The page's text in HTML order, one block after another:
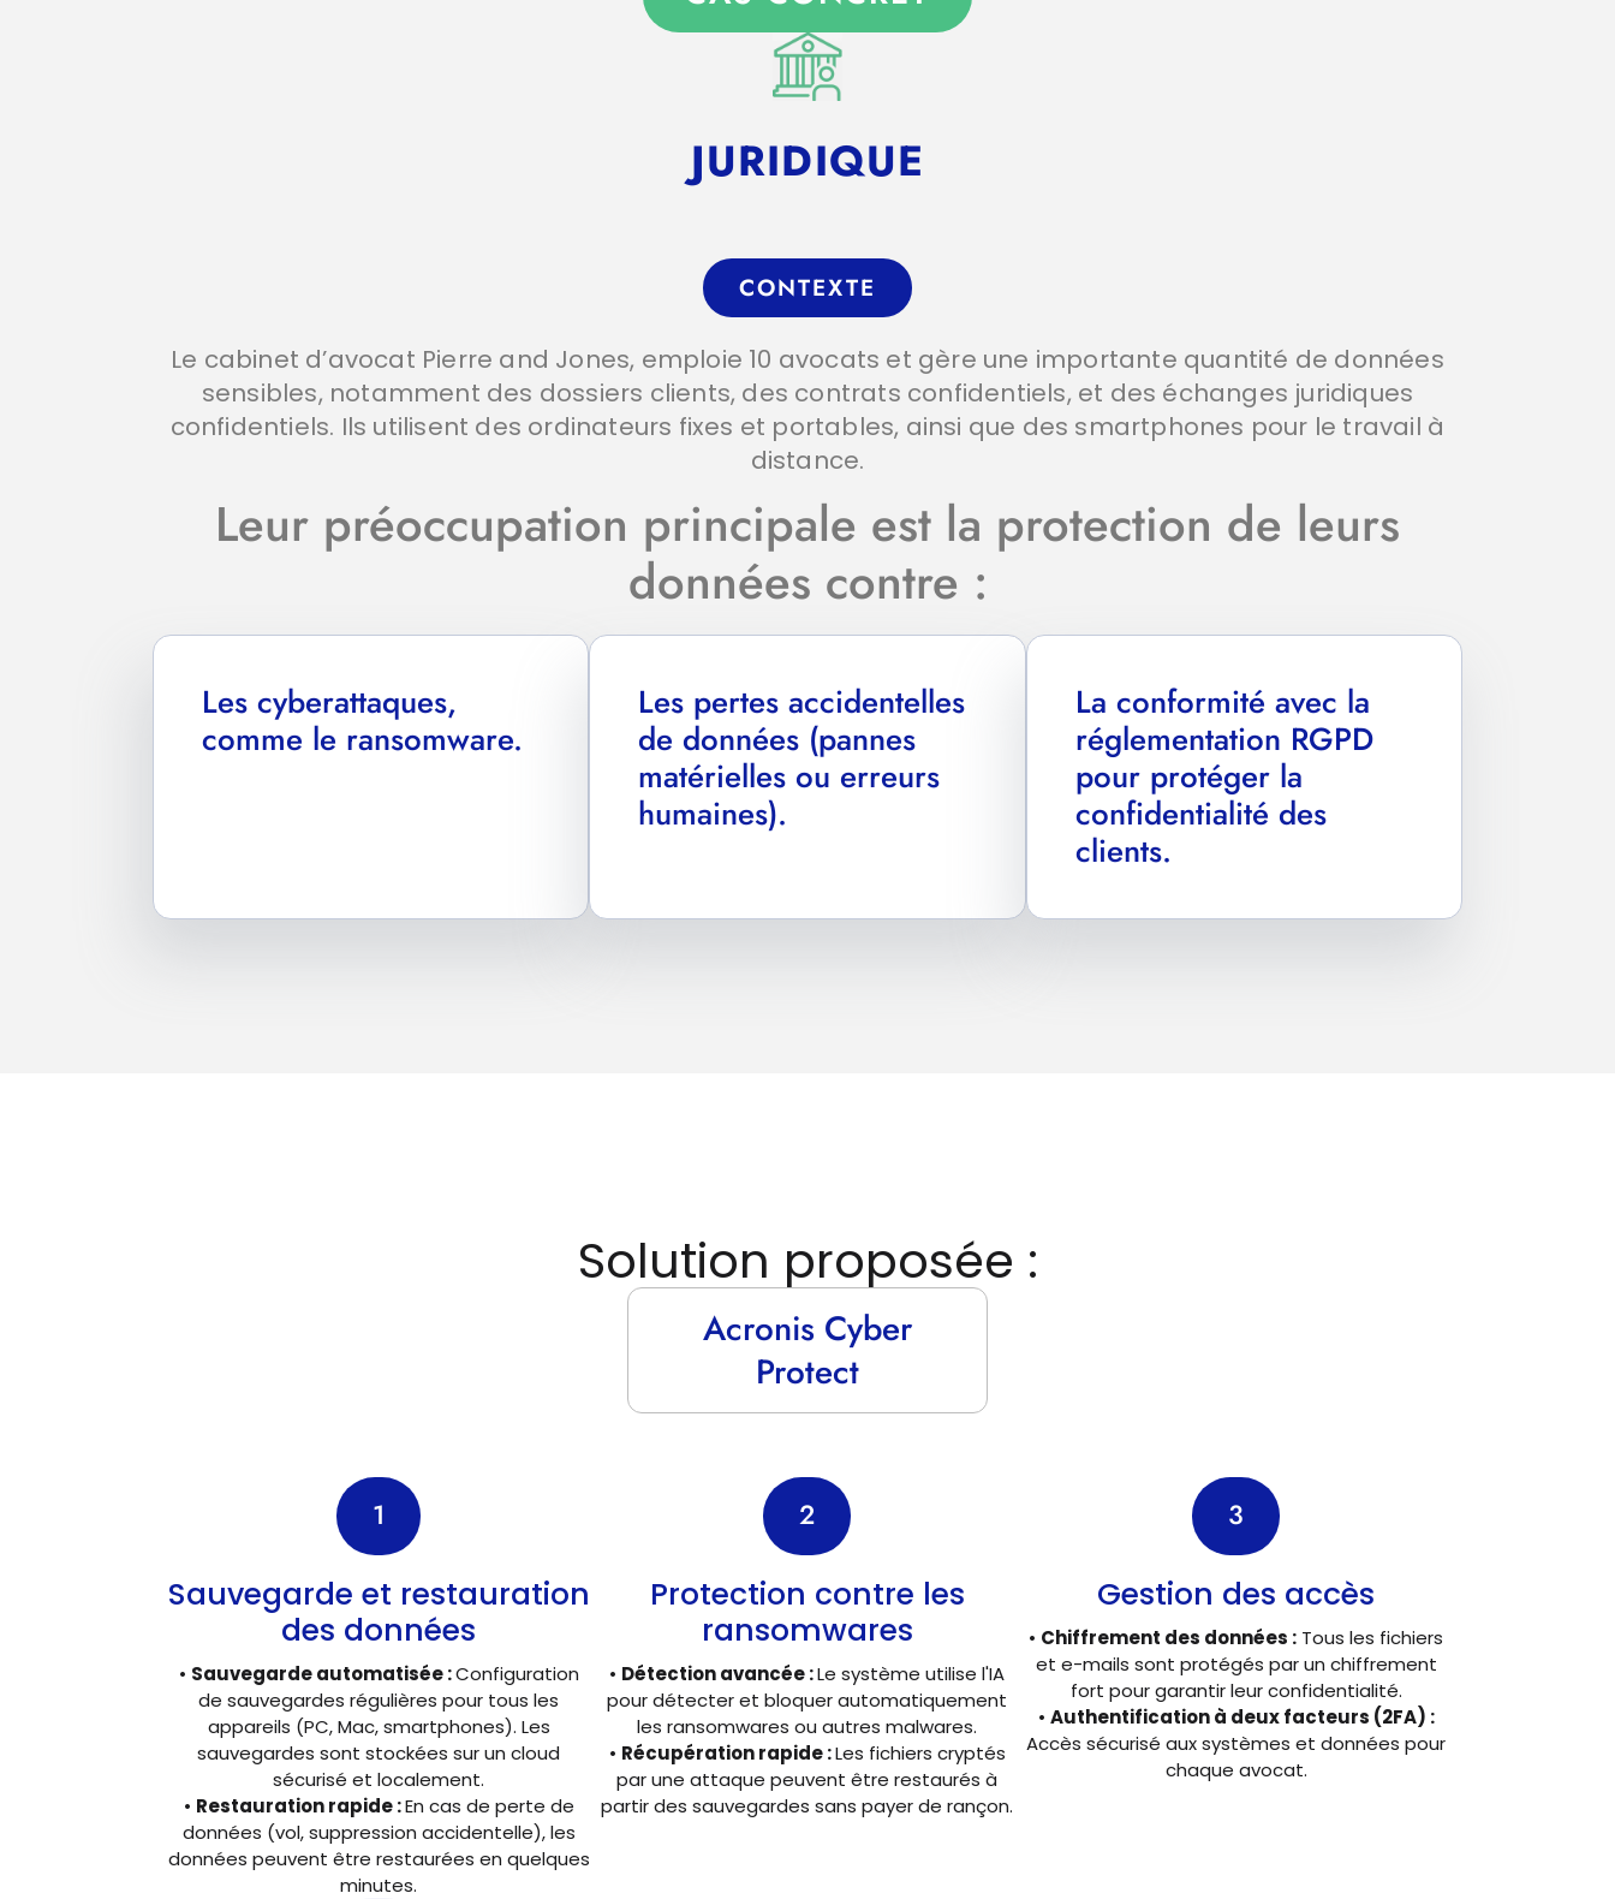
JURIDIQUE
CONTEXTE
Le cabinet d’avocat Pierre and Jones, emploie 10 avocats et gère une importante quantité de données
sensibles, notamment des dossiers clients, des contrats confidentiels, et des échanges juridiques
confidentiels. Ils utilisent des ordinateurs fixes et portables, ainsi que des smartphones pour le travail à
distance.
Leur préoccupation principale est la protection de leurs
données contre :
Les cyberattaques,
comme le ransomware.
Les pertes accidentelles
de données (pannes
matérielles ou erreurs
humaines).
La conformité avec la
réglementation RGPD
pour protéger la
confidentialité des
clients.
Solution proposée :
Acronis Cyber
Protect
1
Sauvegarde et restauration
des données
• Sauvegarde automatisée :Configuration
de sauvegardes régulières pour tous les
appareils (PC, Mac, smartphones). Les
sauvegardes sont stockées sur un cloud
sécurisé et localement.
• Restauration rapide :En cas de perte de
données (vol, suppression accidentelle), les
données peuvent être restaurées en quelques
minutes.
2
Protection contre les
ransomwares
• Détection avancée :Le système utilise l'IA
pour détecter et bloquer automatiquement
les ransomwares ou autres malwares.
• Récupération rapide :Les fichiers cryptés
par une attaque peuvent être restaurés à
partir des sauvegardes sans payer de rançon.
3
Gestion des accès
• Chiffrement des données : Tous les fichiers
et e-mails sont protégés par un chiffrement
fort pour garantir leur confidentialité.
• Authentification à deux facteurs (2FA) :
Accès sécurisé aux systèmes et données pour
chaque avocat.